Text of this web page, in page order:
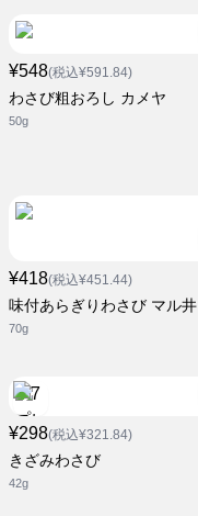
¥548(税込¥591.84)
わさび粗おろし カメヤ
50g
¥418(税込¥451.44)
味付あらぎりわさび マル井
70g
¥298(税込¥321.84)
きざみわさび
42g